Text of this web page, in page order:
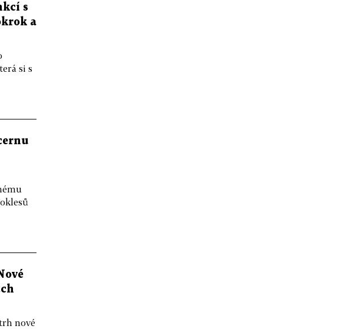
s
a
si s
nové